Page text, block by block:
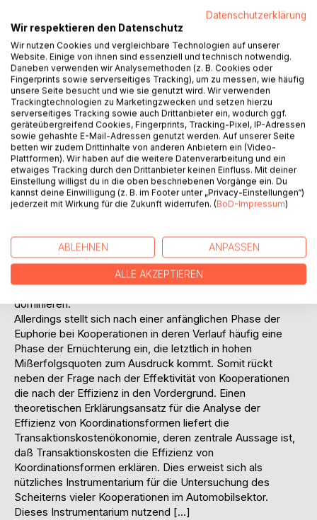
Nachfrage sowie Überkapazitäten) ergibt sich aus dem
theoretischen Anspruch, daß Kooperationen einen
schnelleren und gezielteren Zugriff auf genau die
Ressourcen ermöglichen, welche die jeweilige
Umweltsituation erfordert, bei gleichzeitiger Senkung von
Kosten und Risiko durch Verteilung auf alle Beteiligten und
der prinzipiellen Möglichkeit einer Neuorientierung bei sich
verändernden Rahmenbedingungen.
Diese grundsätzliche Eignung von Kooperationen als
Instrument zur Steigerung der Wettbewerbsfähigkeit
(gegenüber Markttransaktionen, Akquisitionen und
Eigenentwicklungen) wird anhand der
Kernfunktionsbereiche F&E, Produktion und Beschaffung
welche unterschiedlichen Motive (Erschließung von
Märkten, Senkung von Kosten und Risiko, Zugriff auf
externes Know-how, Zeitvorteile) je nach Wettbewerbs-
und Umweltsituation für das Eingehen von Kooperationen
dominieren.
Allerdings stellt sich nach einer anfänglichen Phase der
Euphorie bei Kooperationen in deren Verlauf häufig eine
Phase der Ernüchterung ein, die letztlich in hohen
Mißerfolgsquoten zum Ausdruck kommt. Somit rückt
neben der Frage nach der Effektivität von Kooperationen
die nach der Effizienz in den Vordergrund. Einen
theoretischen Erklärungsansatz für die Analyse der
Effizienz von Koordinationsformen liefert die
Transaktionskostenökonomie, deren zentrale Aussage ist,
daß Transaktionskosten die Effizienz von
Koordinationsformen erklären. Dies erweist sich als
nützliches Instrumentarium für die Untersuchung des
Scheiterns vieler Kooperationen im Automobilsektor.
Dieses Instrumentarium nutzend […]
Datenschutzerklärung
Wir respektieren den Datenschutz
Wir nutzen Cookies und vergleichbare Technologien auf unserer
Website. Einige von ihnen sind essenziell und technisch notwendig.
Daneben verwenden wir Analysemethoden (z. B. Cookies oder
Fingerprints sowie serverseitiges Tracking), um zu messen, wie häufig
unsere Seite besucht und wie sie genutzt wird. Wir verwenden
Trackingtechnologien zu Marketingzwecken und setzen hierzu
serverseitiges Tracking sowie auch Drittanbieter ein, wodurch ggf.
geräteübergreifend Cookies, Fingerprints, Tracking-Pixel, IP-Adressen
sowie gehashte E-Mail-Adressen genutzt werden. Auf unserer Seite
betten wir zudem Drittinhalte von anderen Anbietern ein (Video-
Plattformen). Wir haben auf die weitere Datenverarbeitung und ein
etwaiges Tracking durch den Drittanbieter keinen Einfluss. Mit deiner
Einstellung willigst du in die oben beschriebenen Vorgänge ein. Du
kannst deine Einwilligung (z. B. im Footer unter „Privacy-Einstellungen“)
jederzeit mit Wirkung für die Zukunft widerrufen. (BoD-Impressum)
ABLEHNEN ANPASSEN
ALLE AKZEPTIEREN